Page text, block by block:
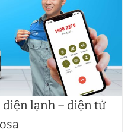
lạnh – điện tử